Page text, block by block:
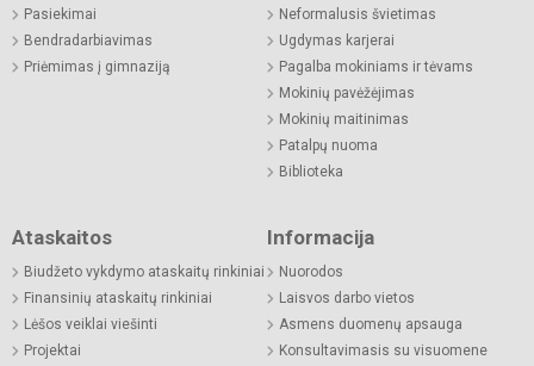
Pasiekimai
Bendradarbiavimas
Priėmimas į gimnaziją
Neformalusis švietimas
Ugdymas karjerai
Pagalba mokiniams ir tėvams
Mokinių pavėžėjimas
Mokinių maitinimas
Patalpų nuoma
Biblioteka
Ataskaitos
Biudžeto vykdymo ataskaitų rinkiniai
Finansinių ataskaitų rinkiniai
Lėšos veiklai viešinti
Projektai
Informacija
Nuorodos
Laisvos darbo vietos
Asmens duomenų apsauga
Konsultavimasis su visuomene